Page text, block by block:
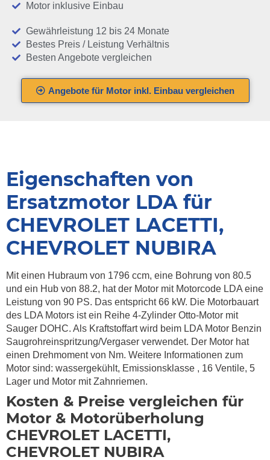
Motor inklusive Einbau
Gewährleistung 12 bis 24 Monate
Bestes Preis / Leistung Verhältnis
Besten Angebote vergleichen
Angebote für Motor inkl. Einbau vergleichen
Eigenschaften von
Ersatzmotor LDA für
CHEVROLET LACETTI,
CHEVROLET NUBIRA
Mit einen Hubraum von 1796 ccm, eine Bohrung von 80.5
und ein Hub von 88.2, hat der Motor mit Motorcode LDA eine
Leistung von 90 PS. Das entspricht 66 kW. Die Motorbauart
des LDA Motors ist ein Reihe 4-Zylinder Otto-Motor mit
Sauger DOHC. Als Kraftstoffart wird beim LDA Motor Benzin
Saugrohreinspritzung/Vergaser verwendet. Der Motor hat
einen Drehmoment von Nm. Weitere Informationen zum
Motor sind: wassergekühlt, Emissionsklasse , 16 Ventile, 5
Lager und Motor mit Zahnriemen.
Kosten & Preise vergleichen für
Motor & Motorüberholung
CHEVROLET LACETTI,
CHEVROLET NUBIRA